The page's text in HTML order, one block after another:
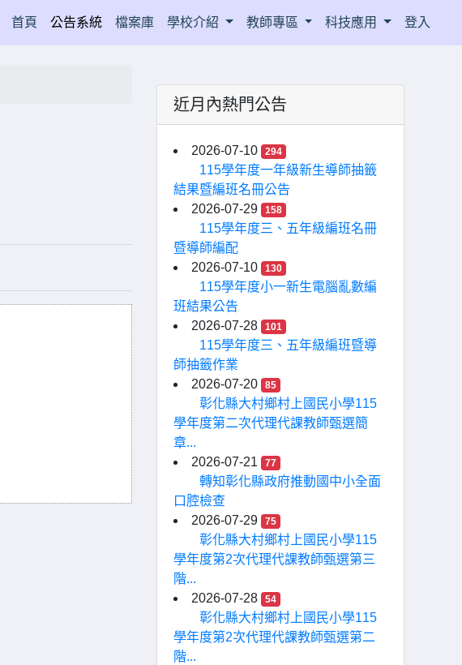
首頁(current)
公告系統 檔案庫 學校介紹 教師專區 科技應用 登入
近月內熱門公告
2026-07-10 294
115學年度一年級新生導師抽籤
結果暨編班名冊公告
2026-07-29
158
115學年度三、五年級編班名冊
暨導師編配
2026-07-10
130
115學年度小一新生電腦亂數編
班結果公告
2026-07-28
101
115學年度三、五年級編班暨導
師抽籤作業
2026-07-20
85
彰化縣大村鄉村上國民小學115
學年度第二次代理代課教師甄選簡
章...
2026-07-21
77
轉知彰化縣政府推動國中小全面
口腔檢查
2026-07-29
75
彰化縣大村鄉村上國民小學115
學年度第2次代理代課教師甄選第三
階...
2026-07-28
54
彰化縣大村鄉村上國民小學115
學年度第2次代理代課教師甄選第二
階...